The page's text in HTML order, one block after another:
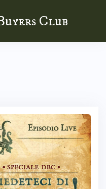
Club